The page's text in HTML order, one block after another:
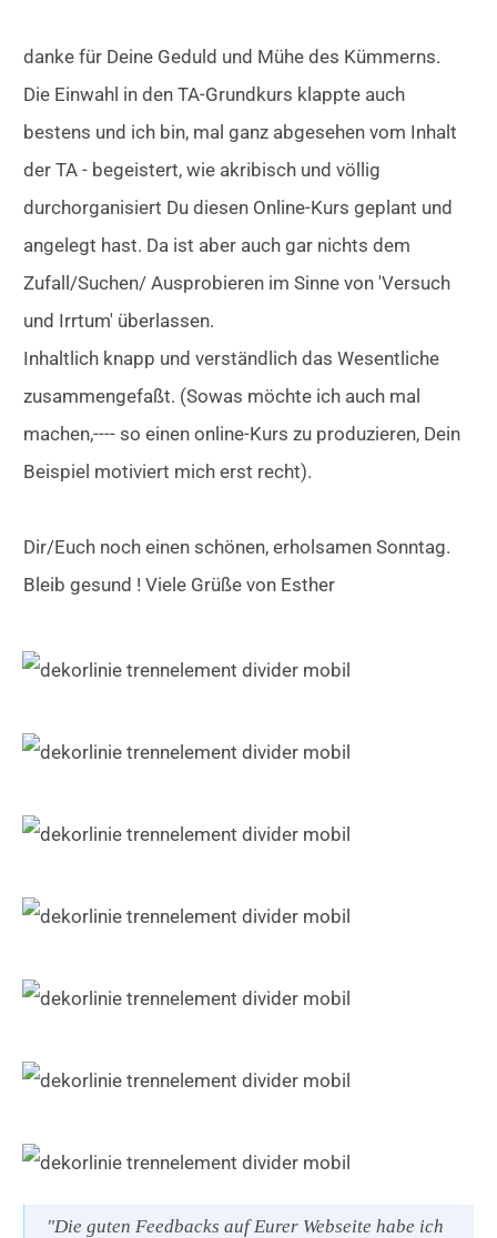
danke für Deine Geduld und Mühe des Kümmerns.
Die Einwahl in den TA-Grundkurs klappte auch
bestens und ich bin, mal ganz abgesehen vom Inhalt
der TA - begeistert, wie akribisch und völlig
durchorganisiert Du diesen Online-Kurs geplant und
angelegt hast. Da ist aber auch gar nichts dem
Zufall/Suchen/ Ausprobieren im Sinne von 'Versuch
und Irrtum' überlassen.
Inhaltlich knapp und verständlich das Wesentliche
zusammengefaßt. (Sowas möchte ich auch mal
machen,---- so einen online-Kurs zu produzieren, Dein
Beispiel motiviert mich erst recht).
Dir/Euch noch einen schönen, erholsamen Sonntag.
Bleib gesund ! Viele Grüße von Esther
"Die guten Feedbacks auf Eurer Webseite habe ich